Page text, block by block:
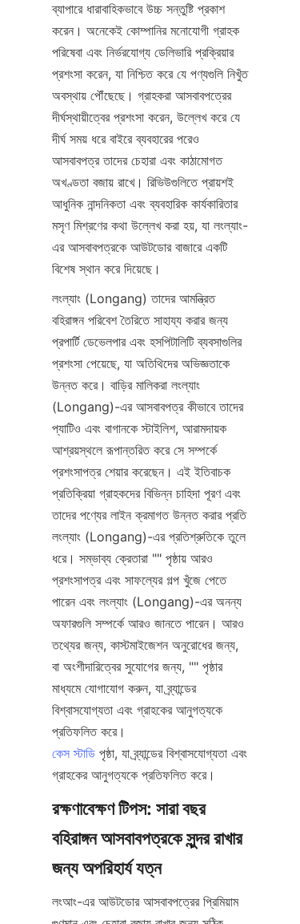
ব্যাপারে ধারাবাহিকভাবে উচ্চ সন্তুষ্টি প্রকাশ
করেন। অনেকেই কোম্পানির মনোযোগী গ্রাহক
পরিষেবা এবং নির্ভরযোগ্য ডেলিভারি প্রক্রিয়ার
প্রশংসা করেন, যা নিশ্চিত করে যে পণ্যগুলি নিখুঁত
অবস্থায় পৌঁছেছে। গ্রাহকরা আসবাবপত্রের
দীর্ঘস্থায়ীত্বের প্রশংসা করেন, উল্লেখ করে যে
দীর্ঘ সময় ধরে বাইরে ব্যবহারের পরেও
আসবাবপত্র তাদের চেহারা এবং কাঠামোগত
অখণ্ডতা বজায় রাখে। রিভিউগুলিতে প্রায়শই
আধুনিক নান্দনিকতা এবং ব্যবহারিক কার্যকারিতার
মসৃণ মিশ্রণের কথা উল্লেখ করা হয়, যা লংল্যাং-
এর আসবাবপত্রকে আউটডোর বাজারে একটি
বিশেষ স্থান করে দিয়েছে।
লংল্যাং (Longang) তাদের আমন্ত্রিত
বহিরাঙ্গন পরিবেশ তৈরিতে সাহায্য করার জন্য
প্রপার্টি ডেভেলপার এবং হসপিটালিটি ব্যবসাগুলির
প্রশংসা পেয়েছে, যা অতিথিদের অভিজ্ঞতাকে
উন্নত করে। বাড়ির মালিকরা লংল্যাং
(Longang)-এর আসবাবপত্র কীভাবে তাদের
প্যাটিও এবং বাগানকে স্টাইলিশ, আরামদায়ক
আশ্রয়স্থলে রূপান্তরিত করে সে সম্পর্কে
প্রশংসাপত্র শেয়ার করেছেন। এই ইতিবাচক
প্রতিক্রিয়া গ্রাহকদের বিভিন্ন চাহিদা পূরণ এবং
তাদের পণ্যের লাইন ক্রমাগত উন্নত করার প্রতি
লংল্যাং (Longang)-এর প্রতিশ্রুতিকে তুলে
ধরে। সম্ভাব্য ক্রেতারা "" পৃষ্ঠায় আরও
প্রশংসাপত্র এবং সাফল্যের গল্প খুঁজে পেতে
পারেন এবং লংল্যাং (Longang)-এর অনন্য
অফারগুলি সম্পর্কে আরও জানতে পারেন। আরও
তথ্যের জন্য, কাস্টমাইজেশন অনুরোধের জন্য,
বা অংশীদারিত্বের সুযোগের জন্য, "" পৃষ্ঠার
মাধ্যমে যোগাযোগ করুন, যা ব্র্যান্ডের
বিশ্বাসযোগ্যতা এবং গ্রাহকের আনুগত্যকে
কেস স্টাডি পৃষ্ঠা, যা ব্র্যান্ডের বিশ্বাসযোগ্যতা এবং
রক্ষণাবেক্ষণ টিপস: সারা বছর
বহিরাঙ্গন আসবাবপত্রকে সুন্দর রাখার
লংআং-এর আউটডোর আসবাবপত্রের প্রিমিয়াম